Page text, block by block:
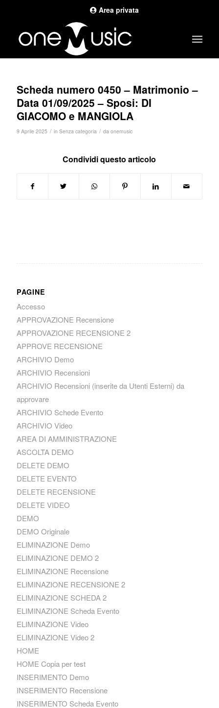
Area privata
Scheda numero 0450 – Matrimonio –
Data 01/09/2025 – Sposi: DI
GIACOMO e MANGIOLA
9 Aprile 2025 / in Senza categoria / da onemusic
Condividi questo articolo
PAGINE
Accesso
APPROVAZIONE Recensione
APPROVAZIONE RECENSIONE 2
APPROVE RECENSIONE
ARCHIVIO Demo
ARCHIVIO Recensioni
ARCHIVIO Recensioni (inserite da Utenti Esterni) da
approvare
ARCHIVIO Schede Evento
ARCHIVIO Video
AREA DI AMMINISTRAZIONE
ASCOLTA DEMO
DELETE DEMO
DELETE EVENTO
DELETE RECENSIONE
DELETE VIDEO
DEMO
DEMO Originale
ELIMINAZIONE Demo
ELIMINAZIONE DEMO 2
ELIMINAZIONE Recensione
ELIMINAZIONE RECENSIONE 2
ELIMINAZIONE SCHEDA 2
ELIMINAZIONE Scheda Evento
ELIMINAZIONE Video
ELIMINAZIONE Video 2
HOME
HOME Copia per test
INSERIMENTO Demo
INSERIMENTO Recensione
INSERIMENTO Scheda Evento